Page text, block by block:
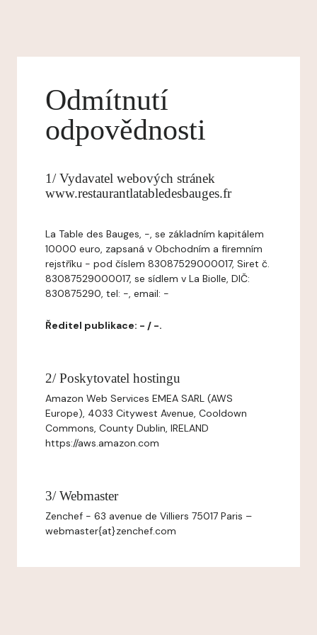
Odmítnutí
odpovědnosti
1/ Vydavatel webových stránek
www.restaurantlatabledesbauges.fr
La Table des Bauges, -, se základním kapitálem
10000 euro, zapsaná v Obchodním a firemním
rejstříku - pod číslem 83087529000017, Siret č.
83087529000017, se sídlem v La Biolle, DIČ:
830875290, tel: -, email: -
Ředitel publikace: - / -.
2/ Poskytovatel hostingu
Amazon Web Services EMEA SARL (AWS
Europe), 4033 Citywest Avenue, Cooldown
Commons, County Dublin, IRELAND
https://aws.amazon.com
3/ Webmaster
Zenchef - 63 avenue de Villiers 75017 Paris –
webmaster{at}zenchef.com